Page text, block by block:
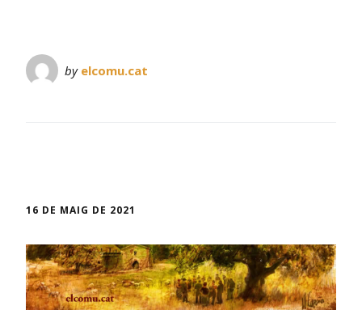
by elcomu.cat
16 DE MAIG DE 2021